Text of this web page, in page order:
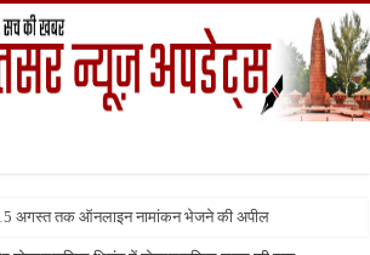
अगस्त तक ऑनलाइन नामांकन भेजने की अपील